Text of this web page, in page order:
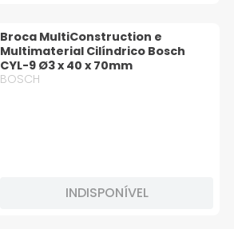
Broca MultiConstruction e
Multimaterial Cilíndrico Bosch
CYL-9 Ø3 x 40 x 70mm
BOSCH
INDISPONÍVEL